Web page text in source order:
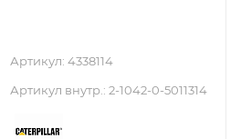
Артикул: 4338114
Артикул внутр.: 2-1042-0-5011314